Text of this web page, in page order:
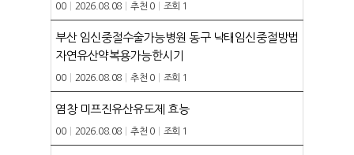
00 2026.08.08 추천 0 조회 1
부산 임신중절수술가능병원 동구 낙태임신중절방법
자연유산약복용가능한시기
00 2026.08.08 추천 0 조회 1
염창 미프진유산유도제 효능
00 2026.08.08 추천 0 조회 1